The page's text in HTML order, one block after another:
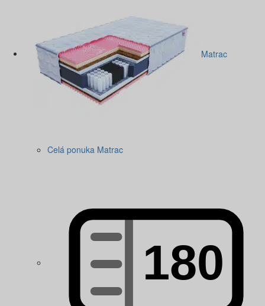
Matrac
Celá ponuka Matrac